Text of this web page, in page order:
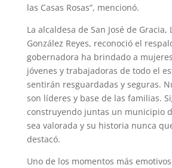
las Casas Rosas”, mencionó.
La alcaldesa de San José de Gracia,
González Reyes, reconoció el
gobernadora ha brindado a
jóvenes y trabajadoras de todo el
sentirán resguardadas y seguras.
son líderes y base de las familias.
construyendo juntas un municipio
sea valorada y su historia nunca
destacó.
Uno de los momentos más